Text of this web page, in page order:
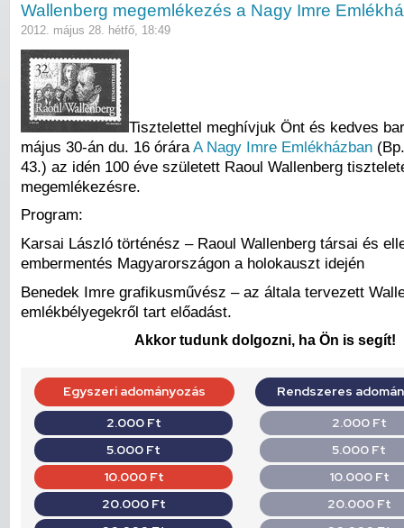
Wallenberg megemlékezés a Nagy Imre
2012. május 28. hétfő, 18:49
Tisztelettel meghívjuk Önt és kedves
május 30-án du. 16 órára A Nagy Imre Emlékházban
43.) az idén 100 éve született Raoul Wallenberg
megemlékezésre.
Program:
Karsai László történész – Raoul Wallenberg társai és
embermentés Magyarországon a holokauszt idején
Benedek Imre grafikusművész – az általa tervezett
emlékbélyegekről tart előadást.
Akkor tudunk dolgozni, ha Ön is segít!